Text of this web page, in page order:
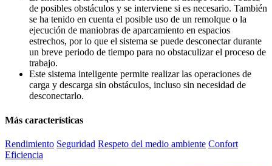
de posibles obstáculos y se interviene si es necesario. También
se ha tenido en cuenta el posible uso de un remolque o la
ejecución de maniobras de aparcamiento en espacios
estrechos, por lo que el sistema se puede desconectar durante
un breve periodo de tiempo para no obstaculizar el proceso de
trabajo.
Este sistema inteligente permite realizar las operaciones de
carga y descarga sin obstáculos, incluso sin necesidad de
desconectarlo.
Más características
Rendimiento Seguridad Respeto del medio ambiente Confort
Eficiencia